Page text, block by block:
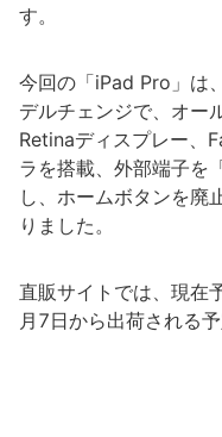
す。
今回の「iPad Pro」は
デルチェンジで、オー
Retinaディスプレー、
ラを搭載、外部端子を
し、ホームボタンを廃
りました。
直販サイトでは、現在
月7日から出荷される予